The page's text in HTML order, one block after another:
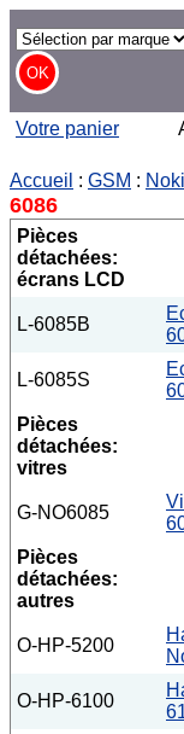
Votre panier
Accueil : GSM :
6086
Pièces
détachées:
écrans LCD
L-6085B
L-6085S
Pièces
détachées:
vitres
G-NO6085
Pièces
détachées:
autres
O-HP-5200
O-HP-6100